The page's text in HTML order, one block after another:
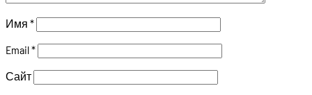
Имя *
Email*
Сайт